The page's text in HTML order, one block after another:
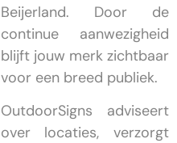
Beijerland. Door de
continue aanwezigheid
blijft jouw merk zichtbaar
voor een breed publiek.
OutdoorSigns adviseert
over locaties, verzorgt